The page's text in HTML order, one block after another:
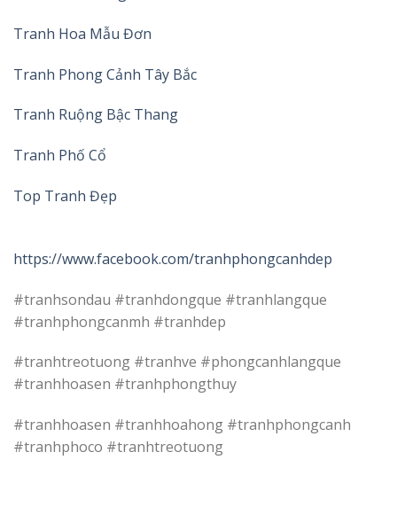
Tranh Hoa Mẫu Đơn
Tranh Phong Cảnh Tây Bắc
Tranh Ruộng Bậc Thang
Tranh Phố Cổ
Top Tranh Đẹp
https://www.facebook.com/tranhphongcanhdep
#tranhsondau #tranhdongque #tranhlangque
#tranhphongcanmh #tranhdep
#tranhtreotuong #tranhve #phongcanhlangque
#tranhhoasen #tranhphongthuy
#tranhhoasen #tranhhoahong #tranhphongcanh
#tranhphoco #tranhtreotuong